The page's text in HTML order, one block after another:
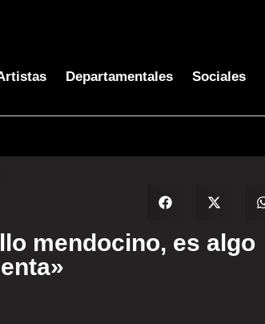
Departamentales Sociales
mendocino, es algo